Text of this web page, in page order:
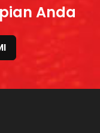
Anda